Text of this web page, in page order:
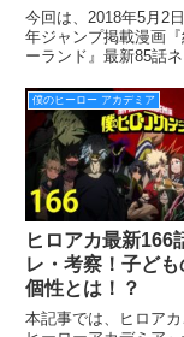
るのか？！
今回は、2018年5月2
年ジャンプ掲載漫画
ーランド』最新85話
回の84話の簡単なあ
子供たちがついにバ
下道に誘導すること
リバーがバイヨン卿
僕のヒーロー アカデミア
ヒロアカ最新166
レ・考察！子ど
個性とは！？
本記事では、ヒロア